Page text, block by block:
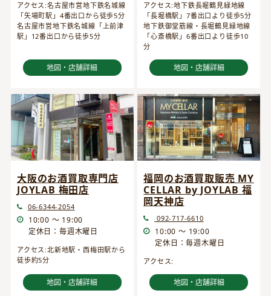
アクセス:名古屋市営地下鉄名城線
「矢場町駅」4番出口から徒歩5分
名古屋市営地下鉄名城線「上前津
駅」12番出口から徒歩5分
地図・店舗詳細
アクセス:地下鉄長堀鶴見緑地線
「長堀橋駅」7番出口より徒歩5分
地下鉄御堂筋線・長堀鶴見緑地線
「心斎橋駅」6番出口より徒歩10
分
地図・店舗詳細
大阪のお酒買取専門店
JOYLAB 梅田店
06-6344-2054
10:00 ～ 19:00
定休日：毎週木曜日
アクセス:北新地駅・西梅田駅から
徒歩約5分
地図・店舗詳細
福岡のお酒買取販売 MY
CELLAR by JOYLAB 福
岡天神店
092-717-6610
10:00 ～ 19:00
定休日：毎週木曜日
アクセス:
地図・店舗詳細